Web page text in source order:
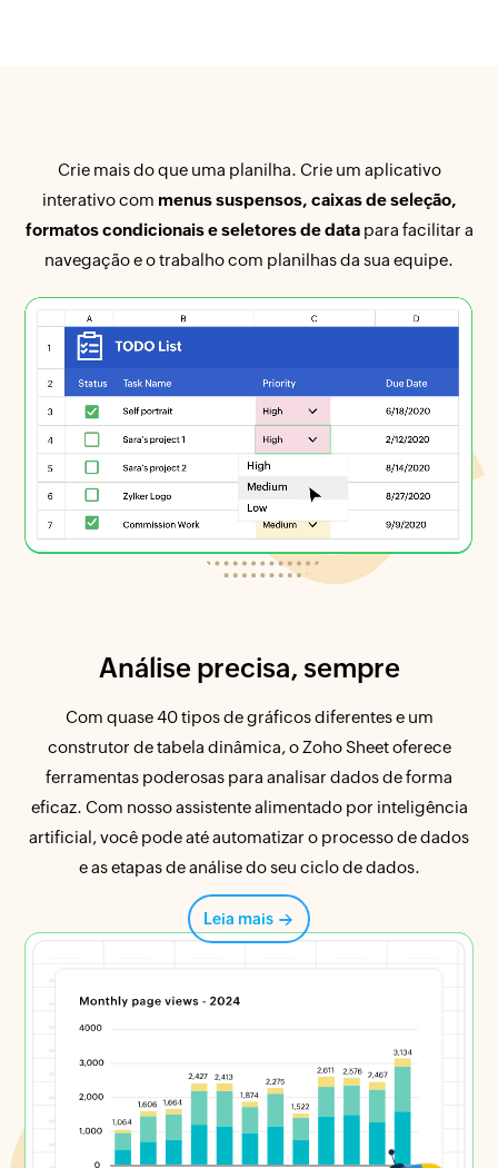
Crie mais do que uma planilha. Crie um aplicativo
interativo com menus suspensos, caixas de seleção,
formatos condicionais e seletores de datapara facilitar a
navegação e o trabalho com planilhas da sua equipe.
Análise precisa, sempre
Com quase 40 tipos de gráficos diferentes e um
construtor de tabela dinâmica, o Zoho Sheet oferece
ferramentas poderosas para analisar dados de forma
eficaz. Com nosso assistente alimentado por inteligência
artificial, você pode até automatizar o processo de dados
e as etapas de análise do seu ciclo de dados.
Leia mais